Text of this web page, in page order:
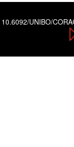
10.6092/UNIBO/